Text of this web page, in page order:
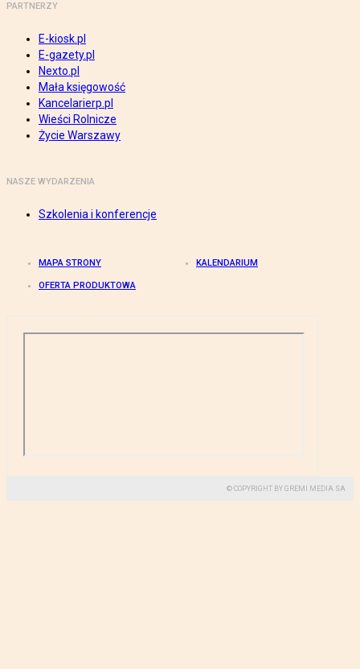
PARTNERZY
E-kiosk.pl
E-gazety.pl
Nexto.pl
Mała księgowość
Kancelarierp.pl
Wieści Rolnicze
Życie Warszawy
NASZE WYDARZENIA
Szkolenia i konferencje
MAPA STRONY KALENDARIUM
OFERTA PRODUKTOWA
© COPYRIGHT BY GREMI MEDIA SA